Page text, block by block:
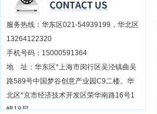
服务热线：华东区021-54939199，华北区
13264122320
手机号码：15000591364
地 址：华东区*上海市闵行区吴泾镇曲吴
路589号中国梦谷创意产业园C9二楼。华
北区*京市经济技术开发区荣华南路16号1
幢18层